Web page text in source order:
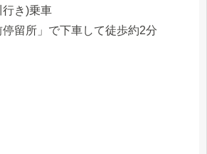
き)乗車
停留所」で下車して徒歩約2分